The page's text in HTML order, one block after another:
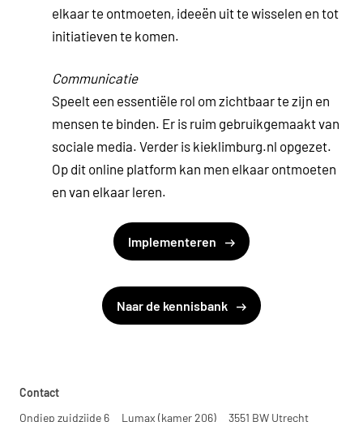
elkaar te ontmoeten, ideeën uit te wisselen en tot
initiatieven te komen.
Communicatie
Speelt een essentiële rol om zichtbaar te zijn en
mensen te binden. Er is ruim gebruikgemaakt van
sociale media. Verder is kieklimburg.nl opgezet.
Op dit online platform kan men elkaar ontmoeten
en van elkaar leren.
Implementeren
Naar de kennisbank
Contact
Ondiep zuidzijde 6
Lumax (kamer 206) 3551 BW Utrecht